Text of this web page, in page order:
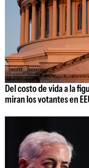
Del costo de vida a la
miran los votantes en